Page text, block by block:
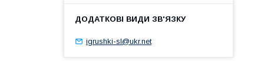
igrushki-sl@ukr.net